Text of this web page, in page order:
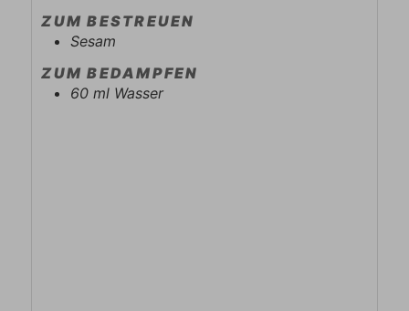
ZUM BESTREUEN
Sesam
ZUM BEDAMPFEN
60 ml Wasser